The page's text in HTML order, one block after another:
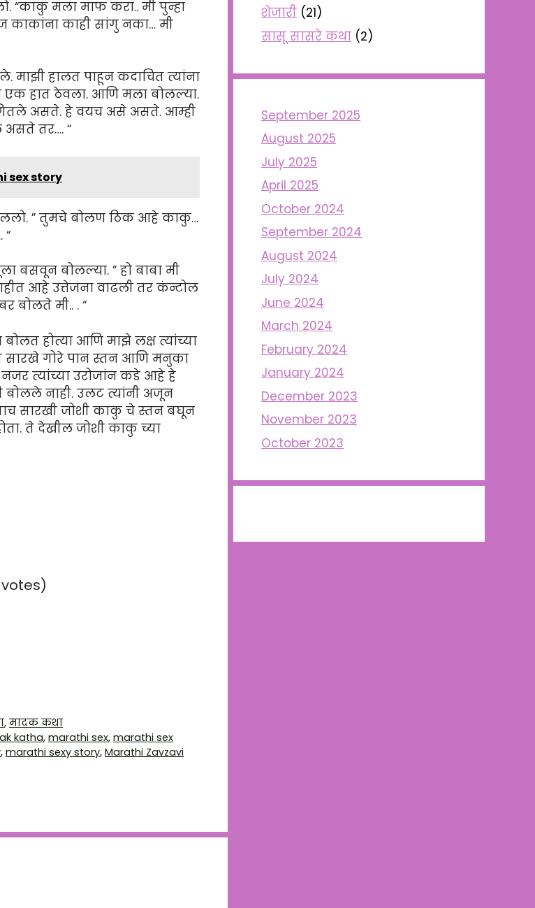
“काकु मला माफ करा.. मी पुन्हा
काही सांगु नका… मी
माझी हालत पाहून कदाचित त्यांना
एक हात ठेवला. आणि मला बोलल्या.
असते. हे वयच असे असते. आम्ही
असते तर…. “
sex story
” तुमचे बोलण ठिक आहे काकु…
बसवून बोलल्या. ” हो बाबा मी
आहे उत्तेजना वाढली तर कंन्टोल
बोलते मी.. . “
होत्या आणि माझे लक्ष त्यांच्या
सारखे गोरे पान स्तन आणि मनुका
त्यांच्या उरोजांन कडे आहे हे
बोलले नाही. उलट त्यांनी अजून
सारखी जोशी काकु चे स्तन बघून
ते देखील जोशी काकु च्या
,मादक कथा
katha,marathi sex,marathi sex
, marathi sexy story, Marathi Zavzavi
शेजारी (21)
सासू सासरे कथा (2)
September 2025
August 2025
July 2025
April 2025
October 2024
September 2024
August 2024
July 2024
June 2024
March 2024
February 2024
January 2024
December 2023
November 2023
October 2023